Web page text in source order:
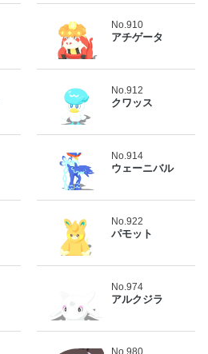
No.910
アチゲータ
No.912
クワッス
No.914
ウェーニバル
No.922
パモット
No.974
アルクジラ